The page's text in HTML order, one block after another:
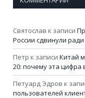
Святослав к записи
России сдвинули
Петр к записи Китай
20: почему эта
Петуард Эдров к
пользователей